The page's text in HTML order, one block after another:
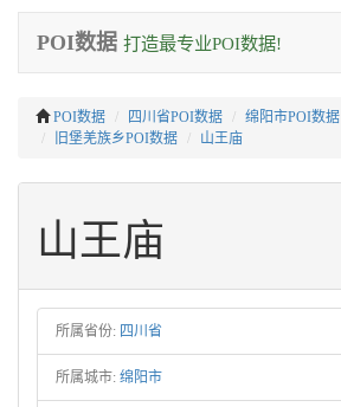
POI数据 打造最专业POI数据!
POI数据 四川省POI数据 绵阳市POI数据
旧堡羌族乡POI数据
山王庙
山王庙
所属省份: 四川省
所属城市: 绵阳市